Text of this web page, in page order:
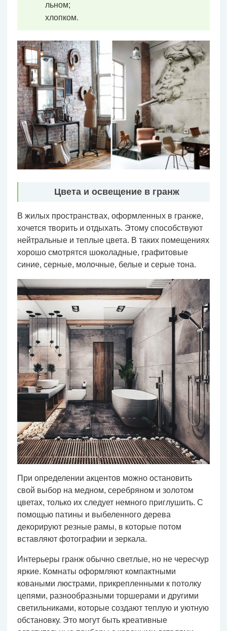
льном;
хлопком.
Цвета и освещение в гранж
В жилых пространствах, оформленных в гранже,
хочется творить и отдыхать. Этому способствуют
нейтральные и теплые цвета. В таких помещениях
хорошо смотрятся шоколадные, графитовые
синие, серные, молочные, белые и серые тона.
При определении акцентов можно остановить
свой выбор на медном, серебряном и золотом
цветах, только их следует немного приглушить. С
помощью патины и выбеленного дерева
декорируют резные рамы, в которые потом
вставляют фотографии и зеркала.
Интерьеры гранж обычно светлые, но не чересчур
яркие. Комнаты оформляют компактными
коваными люстрами, прикрепленными к потолку
цепями, разнообразными торшерами и другими
светильниками, которые создают теплую и уютную
обстановку. Это могут быть креативные